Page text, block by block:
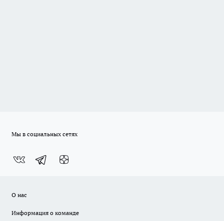
Мы в социальных сетях
О нас
Информация о команде